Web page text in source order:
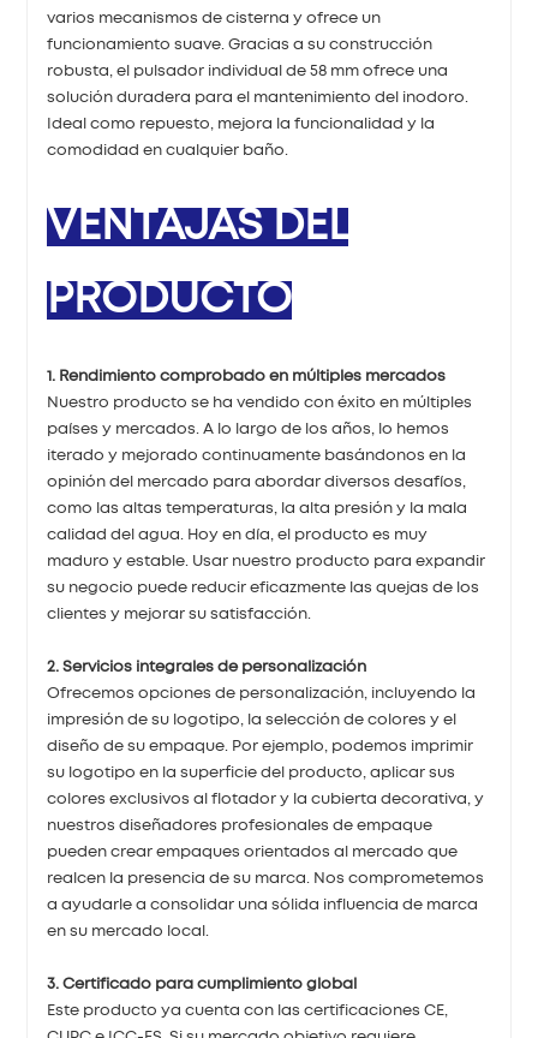
varios mecanismos de cisterna y ofrece un
funcionamiento suave. Gracias a su construcción
robusta, el pulsador individual de 58 mm ofrece una
solución duradera para el mantenimiento del inodoro.
Ideal como repuesto, mejora la funcionalidad y la
comodidad en cualquier baño.
VENTAJAS DEL
PRODUCTO
1. Rendimiento comprobado en múltiples mercados
Nuestro producto se ha vendido con éxito en múltiples
países y mercados. A lo largo de los años, lo hemos
iterado y mejorado continuamente basándonos en la
opinión del mercado para abordar diversos desafíos,
como las altas temperaturas, la alta presión y la mala
calidad del agua. Hoy en día, el producto es muy
maduro y estable. Usar nuestro producto para expandir
su negocio puede reducir eficazmente las quejas de los
clientes y mejorar su satisfacción.
2. Servicios integrales de personalización
Ofrecemos opciones de personalización, incluyendo la
impresión de su logotipo, la selección de colores y el
diseño de su empaque. Por ejemplo, podemos imprimir
su logotipo en la superficie del producto, aplicar sus
colores exclusivos al flotador y la cubierta decorativa, y
nuestros diseñadores profesionales de empaque
pueden crear empaques orientados al mercado que
realcen la presencia de su marca. Nos comprometemos
a ayudarle a consolidar una sólida influencia de marca
en su mercado local.
3. Certificado para cumplimiento global
Este producto ya cuenta con las certificaciones CE,